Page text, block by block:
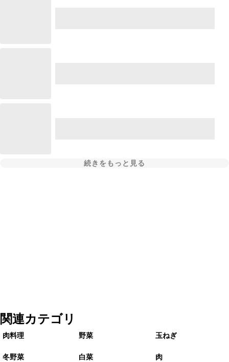
続きをもっと見る
関連カテゴリ
肉料理 野菜 玉ねぎ
冬野菜 白菜 肉